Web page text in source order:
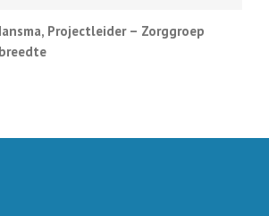
Projectleider – Zorggroep